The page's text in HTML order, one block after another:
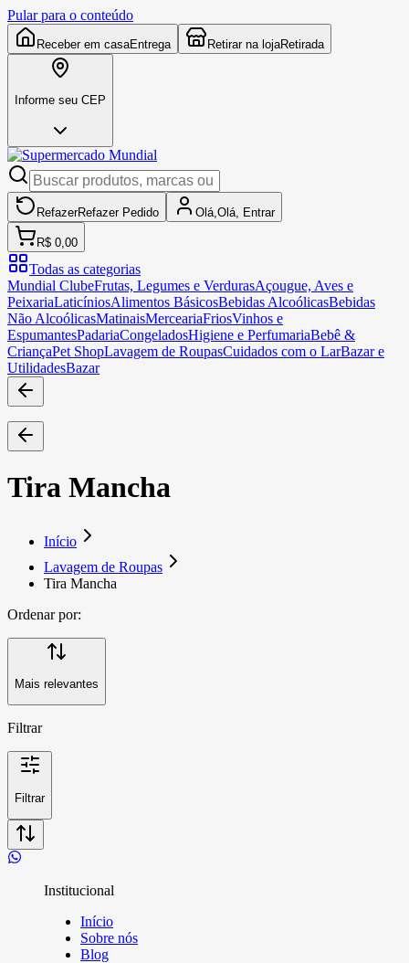
Pular para o conteúdo
Receber em casaEntrega Retirar na lojaRetirada
Informe seu CEP
RefazerRefazer Pedido Olá, Olá, Entrar
R$ 0,00
Todas as categorias
Mundial ClubeFrutas, Legumes e VerdurasAçougue, Aves e
PeixariaLaticíniosAlimentos BásicosBebidas AlcoólicasBebidas
Não AlcoólicasMatinaisMerceariaFriosVinhos e
EspumantesPadariaCongeladosHigiene e PerfumariaBebê &
CriançaPet ShopLavagem de RoupasCuidados com o LarBazar e
UtilidadesBazar
Tira Mancha
Início
Lavagem de Roupas
Tira Mancha
Ordenar por:
Mais relevantes
Filtrar
Filtrar
Institucional
Início
Sobre nós
Blog